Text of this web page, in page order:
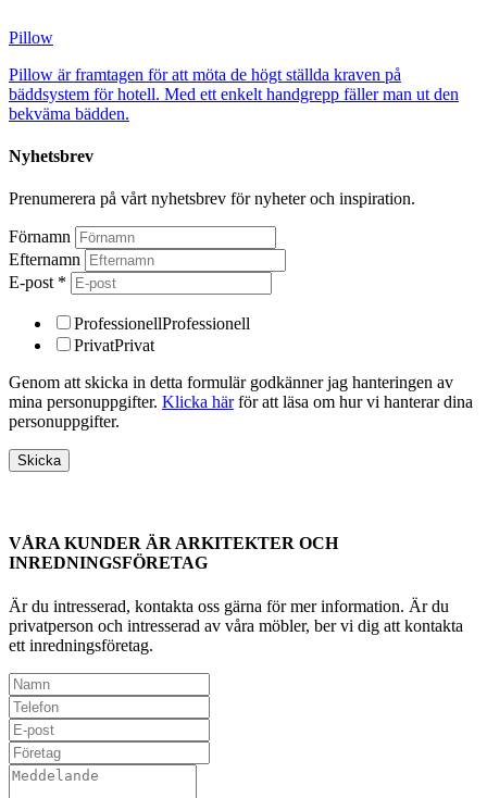
Pillow
Pillow är framtagen för att möta de högt ställda kraven på
bäddsystem för hotell. Med ett enkelt handgrepp fäller man ut den
bekväma bädden.
Nyhetsbrev
Prenumerera på vårt nyhetsbrev för nyheter och inspiration.
Förnamn
Efternamn
E-post *
ProfessionellProfessionell
PrivatPrivat
Genom att skicka in detta formulär godkänner jag hanteringen av
mina personuppgifter. Klicka härför att läsa om hur vi hanterar dina
personuppgifter.
VÅRA KUNDER ÄR ARKITEKTER OCH
INREDNINGSFÖRETAG
Är du intresserad, kontakta oss gärna för mer information. Är du
privatperson och intresserad av våra möbler, ber vi dig att kontakta
ett inredningsföretag.